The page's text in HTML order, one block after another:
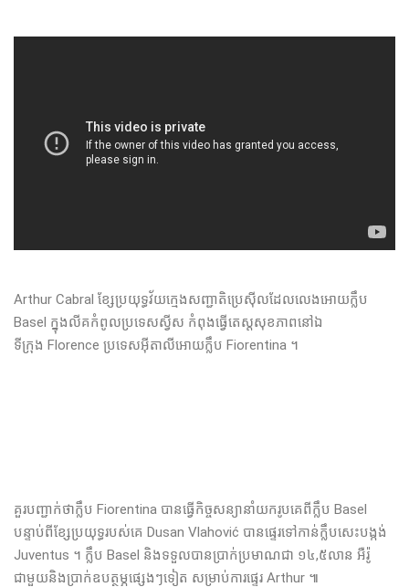
Arthur Cabral ខ្សែប្រយុទ្ធវ័យក្មេងសញ្ជាតិប្រេស៊ីលដែលលេងអោយក្លឹប
Basel ក្នុងលីគកំពូលប្រទេសស្វីស កំពុងធ្វើតេស្តសុខភាពនៅឯ
ទីក្រុង Florence ប្រទេសអ៊ីតាលីអោយក្លឹប Fiorentina ។
គួរបញ្ជាក់ថាក្លឹប​ Fiorentina បានធ្វើកិច្ចសន្យានាំយករូបគេពី​ក្លឹប Basel
បន្ទាប់ពីខ្សែប្រយុទ្ធរបស់គេ Dusan Vlahović បានផ្ទេរទៅកាន់ក្លឹបសេះបង្កង់
Juventus ។ ក្លឹប Basel និងទទួលបានប្រាក់ប្រមាណជា ១៤,៥លាន អឺរ៉ូ
ជាមួយនិងប្រាក់ឧបត្ថម្ភផ្សេងៗទៀត សម្រាប់ការផ្ទេរ Arthur ៕